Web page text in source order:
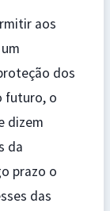
aos
dos
futuro, o
dizem
da
prazo o
das